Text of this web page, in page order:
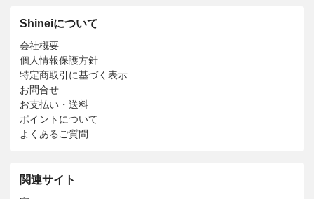
Shineiについて
会社概要
個人情報保護方針
特定商取引に基づく表示
お問合せ
お支払い・送料
ポイントについて
よくあるご質問
関連サイト